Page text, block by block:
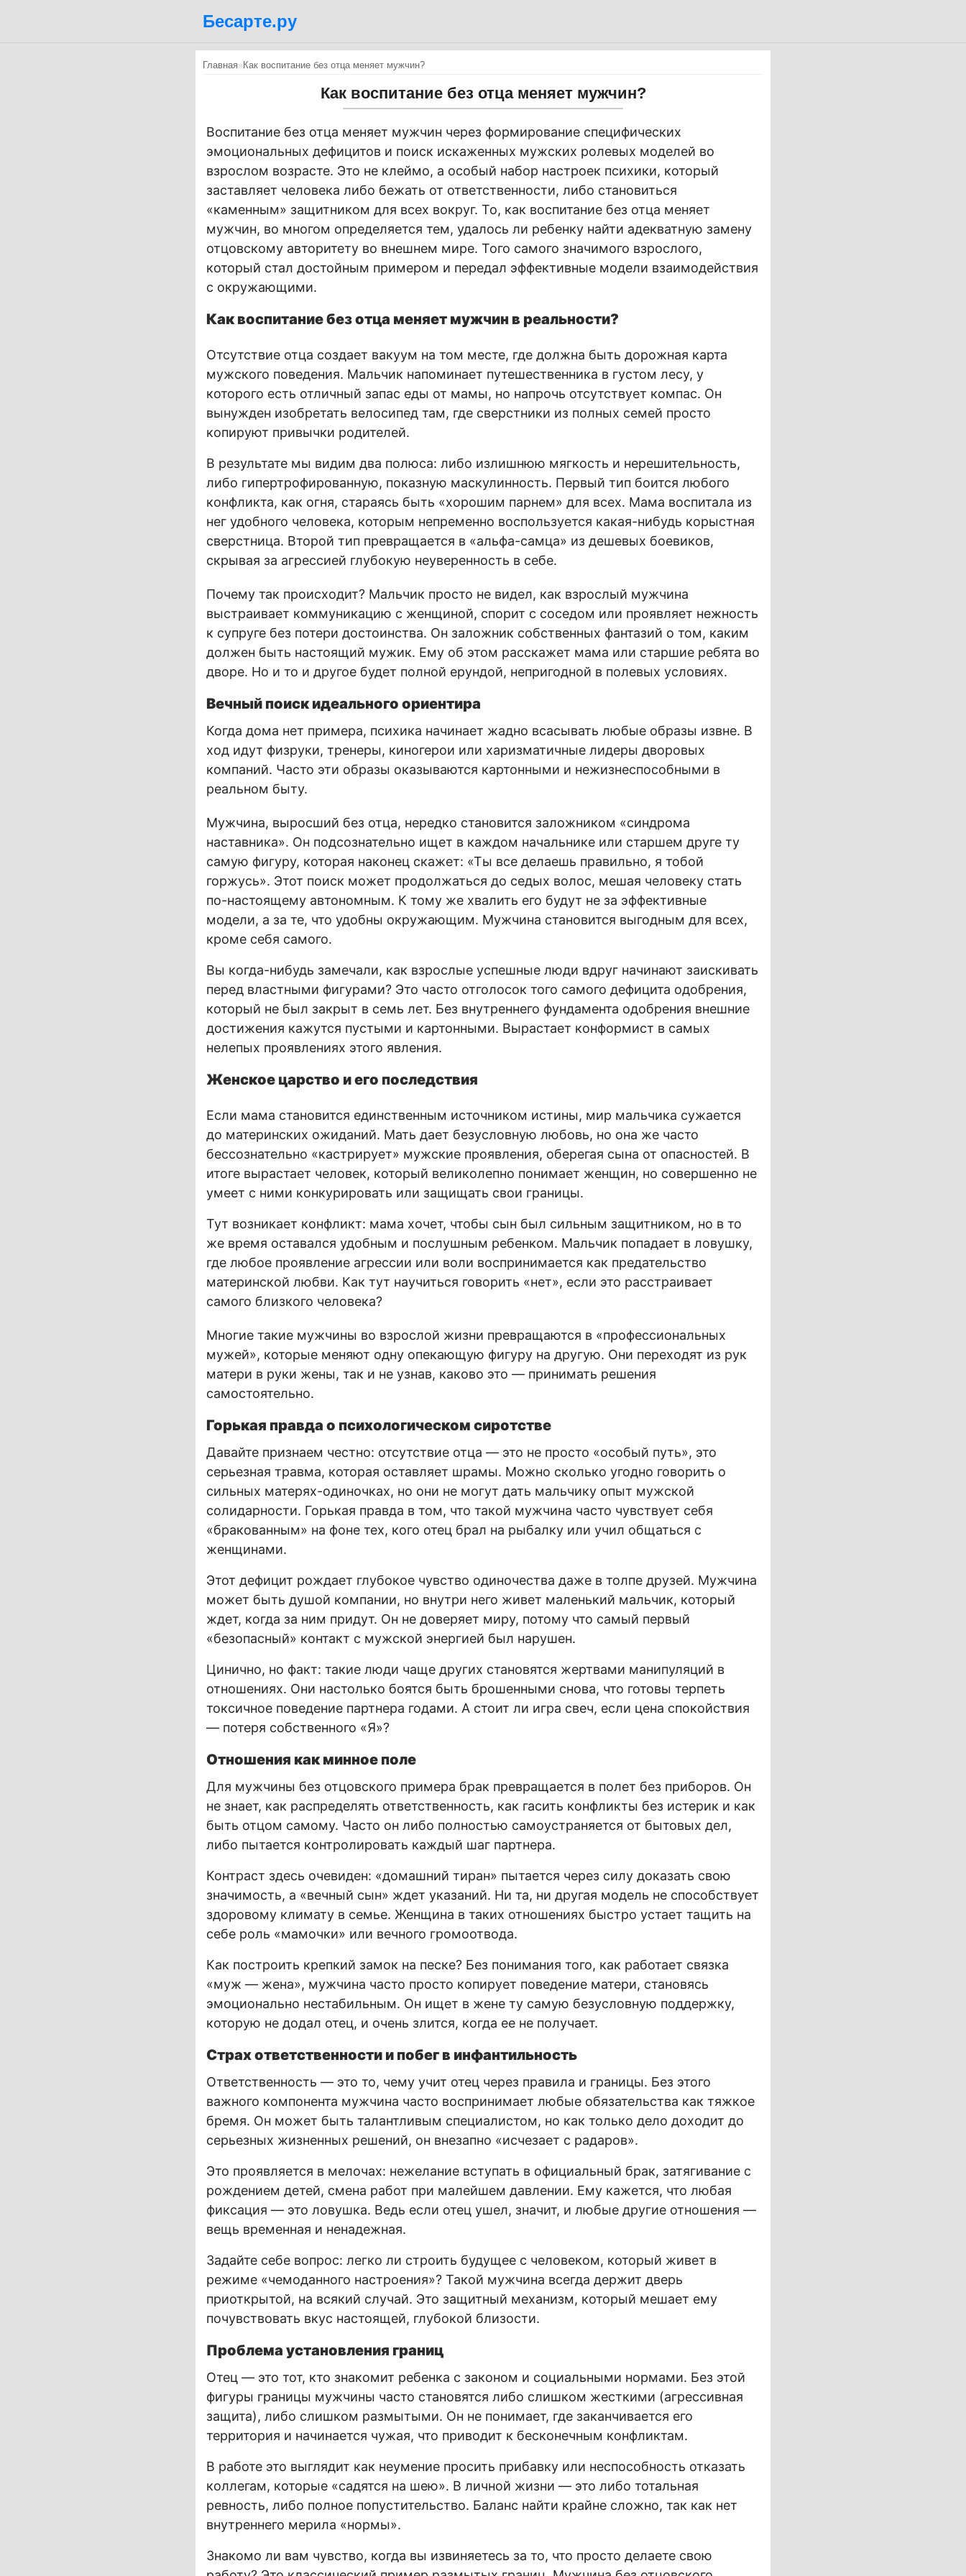
Бесарте.ру
Главная»Как воспитание без отца меняет мужчин?
Как воспитание без отца меняет мужчин?
Воспитание без отца меняет мужчин через формирование специфических
эмоциональных дефицитов и поиск искаженных мужских ролевых моделей во
взрослом возрасте. Это не клеймо, а особый набор настроек психики, который
заставляет человека либо бежать от ответственности, либо становиться
«каменным» защитником для всех вокруг. То, как воспитание без отца меняет
мужчин, во многом определяется тем, удалось ли ребенку найти адекватную замену
отцовскому авторитету во внешнем мире. Того самого значимого взрослого,
который стал достойным примером и передал эффективные модели взаимодействия
с окружающими.
Как воспитание без отца меняет мужчин в реальности?
Отсутствие отца создает вакуум на том месте, где должна быть дорожная карта
мужского поведения. Мальчик напоминает путешественника в густом лесу, у
которого есть отличный запас еды от мамы, но напрочь отсутствует компас. Он
вынужден изобретать велосипед там, где сверстники из полных семей просто
копируют привычки родителей.
В результате мы видим два полюса: либо излишнюю мягкость и нерешительность,
либо гипертрофированную, показную маскулинность. Первый тип боится любого
конфликта, как огня, стараясь быть «хорошим парнем» для всех. Мама воспитала из
нег удобного человека, которым непременно воспользуется какая-нибудь корыстная
сверстница. Второй тип превращается в «альфа-самца» из дешевых боевиков,
скрывая за агрессией глубокую неуверенность в себе.
Почему так происходит? Мальчик просто не видел, как взрослый мужчина
выстраивает коммуникацию с женщиной, спорит с соседом или проявляет нежность
к супруге без потери достоинства. Он заложник собственных фантазий о том, каким
должен быть настоящий мужик. Ему об этом расскажет мама или старшие ребята во
дворе. Но и то и другое будет полной ерундой, непригодной в полевых условиях.
Вечный поиск идеального ориентира
Когда дома нет примера, психика начинает жадно всасывать любые образы извне. В
ход идут физруки, тренеры, киногерои или харизматичные лидеры дворовых
компаний. Часто эти образы оказываются картонными и нежизнеспособными в
реальном быту.
Мужчина, выросший без отца, нередко становится заложником «синдрома
наставника». Он подсознательно ищет в каждом начальнике или старшем друге ту
самую фигуру, которая наконец скажет: «Ты все делаешь правильно, я тобой
горжусь». Этот поиск может продолжаться до седых волос, мешая человеку стать
по-настоящему автономным. К тому же хвалить его будут не за эффективные
модели, а за те, что удобны окружающим. Мужчина становится выгодным для всех,
кроме себя самого.
Вы когда-нибудь замечали, как взрослые успешные люди вдруг начинают заискивать
перед властными фигурами? Это часто отголосок того самого дефицита одобрения,
который не был закрыт в семь лет. Без внутреннего фундамента одобрения внешние
достижения кажутся пустыми и картонными. Вырастает конформист в самых
нелепых проявлениях этого явления.
Женское царство и его последствия
Если мама становится единственным источником истины, мир мальчика сужается
до материнских ожиданий. Мать дает безусловную любовь, но она же часто
бессознательно «кастрирует» мужские проявления, оберегая сына от опасностей. В
итоге вырастает человек, который великолепно понимает женщин, но совершенно не
умеет с ними конкурировать или защищать свои границы.
Тут возникает конфликт: мама хочет, чтобы сын был сильным защитником, но в то
же время оставался удобным и послушным ребенком. Мальчик попадает в ловушку,
где любое проявление агрессии или воли воспринимается как предательство
материнской любви. Как тут научиться говорить «нет», если это расстраивает
самого близкого человека?
Многие такие мужчины во взрослой жизни превращаются в «профессиональных
мужей», которые меняют одну опекающую фигуру на другую. Они переходят из рук
матери в руки жены, так и не узнав, каково это — принимать решения
самостоятельно.
Горькая правда о психологическом сиротстве
Давайте признаем честно: отсутствие отца — это не просто «особый путь», это
серьезная травма, которая оставляет шрамы. Можно сколько угодно говорить о
сильных матерях-одиночках, но они не могут дать мальчику опыт мужской
солидарности. Горькая правда в том, что такой мужчина часто чувствует себя
«бракованным» на фоне тех, кого отец брал на рыбалку или учил общаться с
женщинами.
Этот дефицит рождает глубокое чувство одиночества даже в толпе друзей. Мужчина
может быть душой компании, но внутри него живет маленький мальчик, который
ждет, когда за ним придут. Он не доверяет миру, потому что самый первый
«безопасный» контакт с мужской энергией был нарушен.
Цинично, но факт: такие люди чаще других становятся жертвами манипуляций в
отношениях. Они настолько боятся быть брошенными снова, что готовы терпеть
токсичное поведение партнера годами. А стоит ли игра свеч, если цена спокойствия
— потеря собственного «Я»?
Отношения как минное поле
Для мужчины без отцовского примера брак превращается в полет без приборов. Он
не знает, как распределять ответственность, как гасить конфликты без истерик и как
быть отцом самому. Часто он либо полностью самоустраняется от бытовых дел,
либо пытается контролировать каждый шаг партнера.
Контраст здесь очевиден: «домашний тиран» пытается через силу доказать свою
значимость, а «вечный сын» ждет указаний. Ни та, ни другая модель не способствует
здоровому климату в семье. Женщина в таких отношениях быстро устает тащить на
себе роль «мамочки» или вечного громоотвода.
Как построить крепкий замок на песке? Без понимания того, как работает связка
«муж — жена», мужчина часто просто копирует поведение матери, становясь
эмоционально нестабильным. Он ищет в жене ту самую безусловную поддержку,
которую не додал отец, и очень злится, когда ее не получает.
Страх ответственности и побег в инфантильность
Ответственность — это то, чему учит отец через правила и границы. Без этого
важного компонента мужчина часто воспринимает любые обязательства как тяжкое
бремя. Он может быть талантливым специалистом, но как только дело доходит до
серьезных жизненных решений, он внезапно «исчезает с радаров».
Это проявляется в мелочах: нежелание вступать в официальный брак, затягивание с
рождением детей, смена работ при малейшем давлении. Ему кажется, что любая
фиксация — это ловушка. Ведь если отец ушел, значит, и любые другие отношения —
вещь временная и ненадежная.
Задайте себе вопрос: легко ли строить будущее с человеком, который живет в
режиме «чемоданного настроения»? Такой мужчина всегда держит дверь
приоткрытой, на всякий случай. Это защитный механизм, который мешает ему
почувствовать вкус настоящей, глубокой близости.
Проблема установления границ
Отец — это тот, кто знакомит ребенка с законом и социальными нормами. Без этой
фигуры границы мужчины часто становятся либо слишком жесткими (агрессивная
защита), либо слишком размытыми. Он не понимает, где заканчивается его
территория и начинается чужая, что приводит к бесконечным конфликтам.
В работе это выглядит как неумение просить прибавку или неспособность отказать
коллегам, которые «садятся на шею». В личной жизни — это либо тотальная
ревность, либо полное попустительство. Баланс найти крайне сложно, так как нет
внутреннего мерила «нормы».
Знакомо ли вам чувство, когда вы извиняетесь за то, что просто делаете свою